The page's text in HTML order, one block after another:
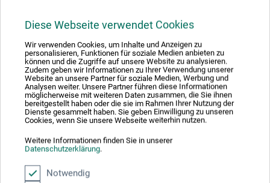
Diese Webseite verwendet Cookies
Wir verwenden Cookies, um Inhalte und Anzeigen zu
personalisieren, Funktionen für soziale Medien anbieten zu
können und die Zugriffe auf unsere Website zu analysieren.
Zudem geben wir Informationen zu Ihrer Verwendung unserer
Website an unsere Partner für soziale Medien, Werbung und
Analysen weiter. Unsere Partner führen diese Informationen
möglicherweise mit weiteren Daten zusammen, die Sie ihnen
bereitgestellt haben oder die sie im Rahmen Ihrer Nutzung der
Dienste gesammelt haben. Sie geben Einwilligung zu unseren
Cookies, wenn Sie unsere Webseite weiterhin nutzen.
Weitere Informationen finden Sie in unserer
Datenschutzerklärung.
Notwendig